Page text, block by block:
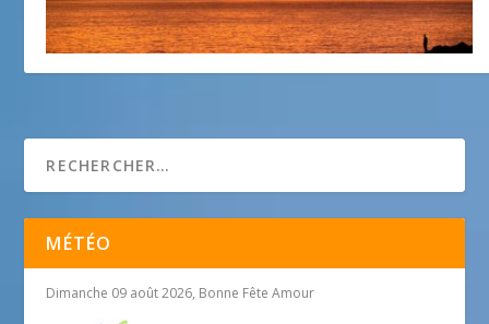
MÉTÉO
Dimanche 09 août 2026, Bonne Fête Amour